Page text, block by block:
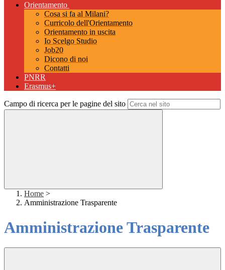
Orientamento
Cosa si fa al Milani?
Curricolo dell'Orientamento
Orientamento in uscita
Io Scelgo Studio
Job20
Dicono di noi
Contatti
PNRR
Erasmus+
Campo di ricerca per le pagine del sito
Home >
Amministrazione Trasparente
Amministrazione Trasparente